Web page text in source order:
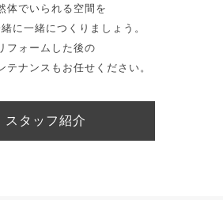
体でいられる空間を
に一緒につくりましょう。
フォームした後の
テナンスもお任せください。
スタッフ紹介